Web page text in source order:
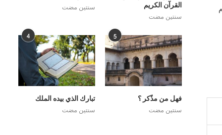
سنتين مضت
القرآن الكريم
سنتين مضت
4
تبارك الذي بيده الملك
سنتين مضت
5
فهل من مذّكر ؟
سنتين مضت